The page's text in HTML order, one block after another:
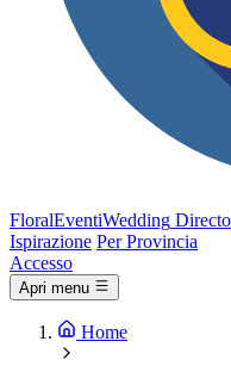
FloralEventiWedding
Ispirazione Per Provincia
Accesso
Apri menu
Home